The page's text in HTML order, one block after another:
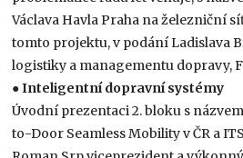
Václava Havla Praha na železniční
tomto projektu, v podání Ladislava
logistiky a managementu dopravy,
●Inteligentní dopravní systémy
Úvodní prezentaci 2. bloku s
to-Door Seamless Mobility v ČR a